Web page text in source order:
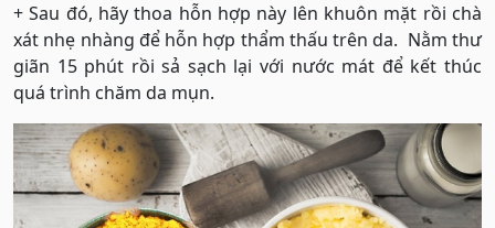
+ Sau đó, hãy thoa hỗn hợp này lên khuôn mặt rồi chà
xát nhẹ nhàng để hỗn hợp thẩm thấu trên da. Nằm thư
giãn 15 phút rồi sả sạch lại với nước mát để kết thúc
quá trình chăm da mụn.